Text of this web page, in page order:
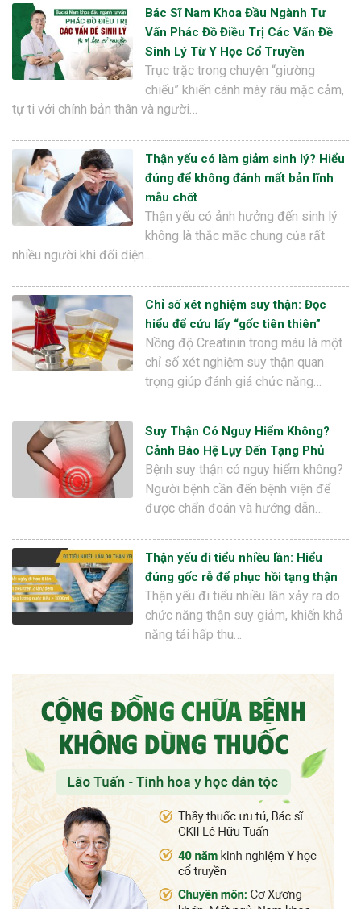
Bác Sĩ Nam Khoa Đầu Ngành Tư
Vấn Phác Đồ Điều Trị Các Vấn Đề
Sinh Lý Từ Y Học Cổ Truyền
Trục trặc trong chuyện “giường
chiếu” khiến cánh mày râu mặc cảm,
tự ti với chính bản thân và người…
Thận yếu có làm giảm sinh lý? Hiểu
đúng để không đánh mất bản lĩnh
mẫu chốt
Thận yếu có ảnh hưởng đến sinh lý
không là thắc mắc chung của rất
nhiều người khi đối diện…
Chỉ số xét nghiệm suy thận: Đọc
hiểu để cứu lấy “gốc tiên thiên”
Nồng độ Creatinin trong máu là một
chỉ số xét nghiệm suy thận quan
trọng giúp đánh giá chức năng…
Suy Thận Có Nguy Hiểm Không?
Cảnh Báo Hệ Lụy Đến Tạng Phủ
Bệnh suy thận có nguy hiểm không?
Người bệnh cần đến bệnh viện để
được chẩn đoán và hướng dẫn…
Thận yếu đi tiểu nhiều lần: Hiểu
đúng gốc rễ để phục hồi tạng thận
Thận yếu đi tiểu nhiều lần xảy ra do
chức năng thận suy giảm, khiến khả
năng tái hấp thu…